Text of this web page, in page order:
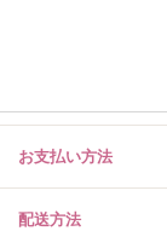
お支払い方法
配送方法